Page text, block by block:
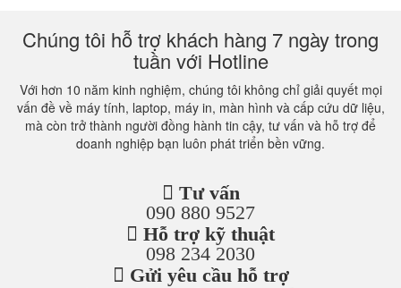
Chúng tôi hỗ trợ khách hàng 7 ngày trong
tuần với Hotline
Với hơn 10 năm kinh nghiệm, chúng tôi không chỉ giải quyết mọi
vấn đề về máy tính, laptop, máy in, màn hình và cấp cứu dữ liệu,
mà còn trở thành người đồng hành tin cậy, tư vấn và hỗ trợ để
doanh nghiệp bạn luôn phát triển bền vững.
Tư vấn
090 880 9527
Hỗ trợ kỹ thuật
098 234 2030
Gửi yêu cầu hỗ trợ